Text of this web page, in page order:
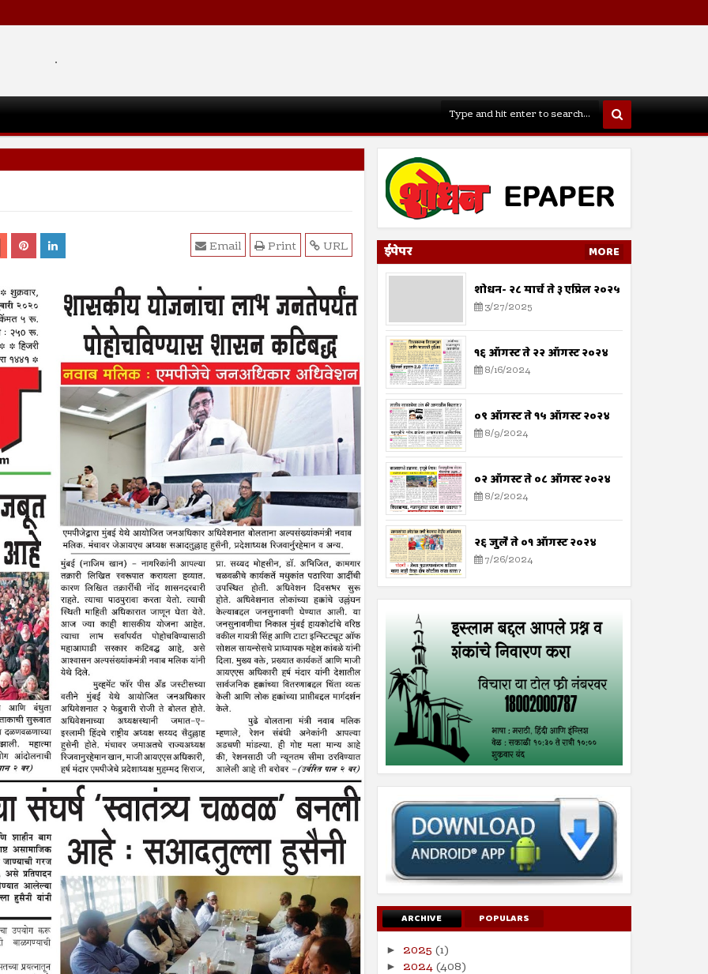
.
URL
Print
Email ईपेपर MORE
शोधन- २८ मार्च ते ३ एप्रिल २०२५
3/27/2025
१६ ऑगस्ट ते २२ ऑगस्ट २०२४
8/16/2024
०९ ऑगस्ट ते १५ ऑगस्ट २०२४
8/9/2024
०२ ऑगस्ट ते ०८ ऑगस्ट २०२४
8/2/2024
२६ जुलै ते ०१ ऑगस्ट २०२४
7/26/2024
ARCHIVE POPULARS
► 2025 (1)
► 2024(408)